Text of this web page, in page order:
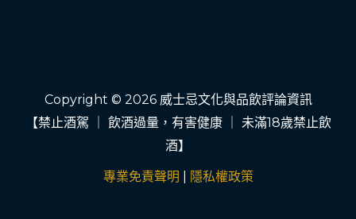
Copyright © 2026 威士忌文化與品飲評論資訊
【禁止酒駕 ｜ 飲酒過量，有害健康 ｜ 未滿18歲禁止飲
酒】
專業免責聲明 隱私權政策